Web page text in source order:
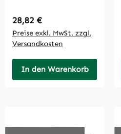
Regulärer Preis:
28,82 €
Preise exkl. MwSt. zzgl.
Versandkosten
In den Warenkorb